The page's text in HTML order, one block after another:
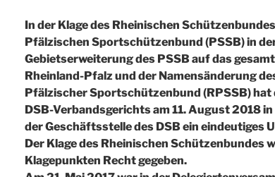
In der Klage des Rheinischen
Pfälzischen Sportschützenbund (PSSB) in
Gebietserweiterung des PSSB auf das
Rheinland-Pfalz und der Namensänderung
Pfälzischer Sportschützenbund (RPSSB) hat
DSB-Verbandsgerichts am 11. August 2018
der Geschäftsstelle des DSB ein eindeutiges
Der Klage des Rheinischen Schützenbundes
Klagepunkten Recht gegeben.